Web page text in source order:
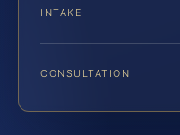
INTAKE
CONSULTATION